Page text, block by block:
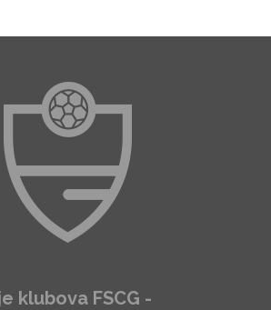
klubova FSCG -